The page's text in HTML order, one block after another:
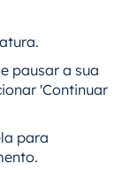
pausar a sua
'Continuar
para